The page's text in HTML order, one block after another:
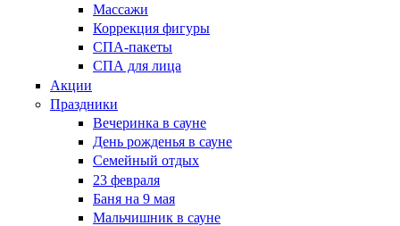
Массажи
Коррекция фигуры
СПА-пакеты
СПА для лица
Акции
Праздники
Вечеринка в сауне
День рожденья в сауне
Семейный отдых
23 февраля
Баня на 9 мая
Мальчишник в сауне